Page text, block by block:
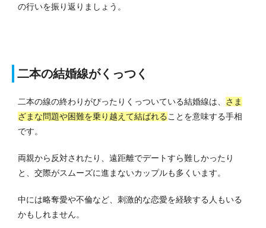
の行いを振り返りましょう。
二本の結婚線がくっつく
二本の線の終わりがぴったりくっついている結婚線は、 さま
ざまな問題や困難を乗り越えて結ばれる ことを意味する手相
です。
両親から反対されたり、遠距離でデートすら難しかったり
と、交際がスムーズに進まないカップルも多くいます。
中には略奪愛や不倫など、刺激的な恋愛を経験する人もいる
かもしれません。